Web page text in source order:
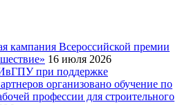
кампания Всероссийской премии
16 июля 2026
при поддержке
организовано обучение по
профессии для строительного